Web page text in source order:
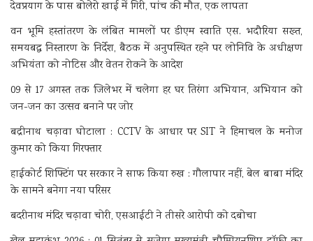
देवप्रयाग के पास बोलेरो खाई में गिरी, पांच की मौत, एक लापता
वन भूमि हस्तांतरण के लंबित मामलों पर डीएम स्वाति एस. भदौरिया सख्त,
समयबद्ध निस्तारण के निर्देश, बैठक में अनुपस्थित रहने पर लोनिवि के अधीक्षण
अभियंता को नोटिस और वेतन रोकने के आदेश
09 से 17 अगस्त तक जिलेभर में चलेगा हर घर तिरंगा अभियान, अभियान को
जन-जन का उत्सव बनाने पर जोर
बद्रीनाथ चढ़ावा घोटाला : CCTV के आधार पर SIT ने हिमाचल के मनोज
कुमार को किया गिरफ्तार
हाईकोर्ट शिफ्टिंग पर सरकार ने साफ किया रुख : गौलापार नहीं, बेल बाबा मंदिर
के सामने बनेगा नया परिसर
बदरीनाथ मंदिर चढ़ावा चोरी, एसआईटी ने तीसरे आरोपी को दबोचा